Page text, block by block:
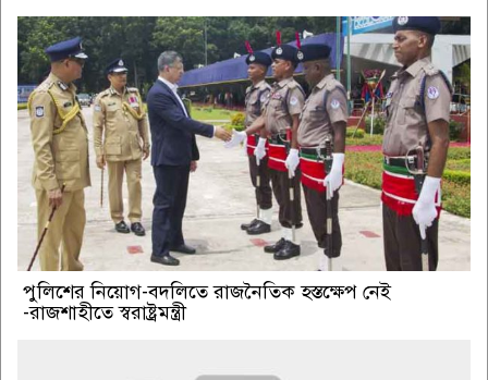
পুলিশের নিয়োগ-বদলিতে রাজনৈতিক হস্তক্ষেপ নেই
-রাজশাহীতে স্বরাষ্ট্রমন্ত্রী